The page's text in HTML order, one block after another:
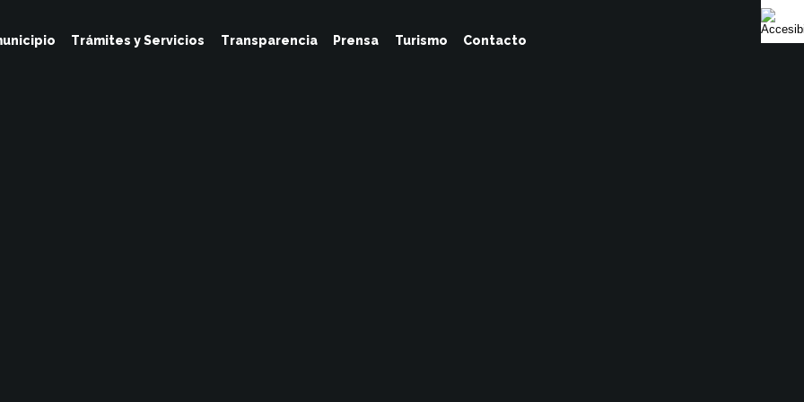
Trámites y Servicios Transparencia Prensa Turismo Contacto